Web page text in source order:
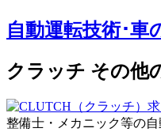
自動運転技術･車
クラッチ その他
整備士・メカニック等の